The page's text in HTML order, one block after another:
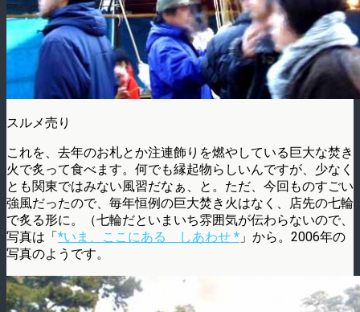
スルメ売り
これを、去年のお札とか注連飾りを燃やしている巨大な焚き
火で炙って食べます。何でも縁起物らしいんですが、少なく
とも関東ではみない風習だなぁ、と。ただ、今回ものすごい
強風だったので、毎年恒例の巨大焚き火はなく、店先の七輪
で炙る形に。（七輪だといまいち雰囲気が伝わらないので、
写真は「*いま、ここにある しあわせ * 」から。2006年の
写真のようです。